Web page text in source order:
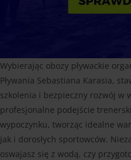
Wybierając obozy pływackie
Pływania Sebastiana Karasia,
szkolenia i bezpieczny rozwój w
profesjonalne podejście
wypoczynku, tworząc idealne
jak i dorosłych sportowców.
oswajasz się z wodą, czy